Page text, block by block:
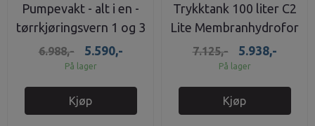
Pumpevakt - alt i en -
tørrkjøringsvern 1 og 3
fas
6.988,- 5.590,-
På lager
Kjøp
Trykktank 100 liter C2
Lite Membranhydrofor
8,6 bar
7.125,- 5.938,-
På lager
Kjøp